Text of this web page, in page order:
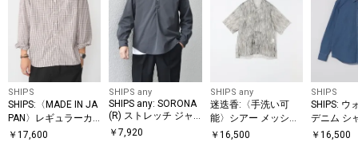
SHIPS
SHIPS:〈MADE IN JA
PAN〉レギュラーカ
ラー チェック シャツ
￥ 17,600
SHIPS any
SHIPS any: SORONA
(R) ストレッチ ジャ
ージー バンドスキッ
￥7,920
SHIPS any
迷迭香:〈手洗い可
能〉シアー メッシュ
プリント ハーフスリ
￥ 16,500
SHIPS
SHIPS: ウ
デニム シ
￥16,500